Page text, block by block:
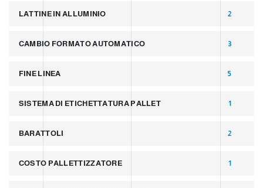
LATTINE IN ALLUMINIO 2
CAMBIO FORMATO AUTOMATICO 3
FINE LINEA 5
SISTEMA DI ETICHETTATURA PALLET 1
BARATTOLI 2
COSTO PALLETTIZZATORE 1